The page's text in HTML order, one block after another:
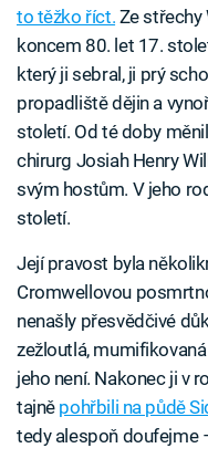
to těžko říct. Ze střechy
koncem 80. let 17.
který ji sebral, ji prý
propadliště dějin a
století. Od té doby
chirurg Josiah Henry
svým hostům. V jeho
století.
Její pravost byla
Cromwellovou
nenašly přesvědčivé
zežloutlá,
jeho není. Nakonec ji v
tajně pohřbili na půdě
tedy alespoň doufejme